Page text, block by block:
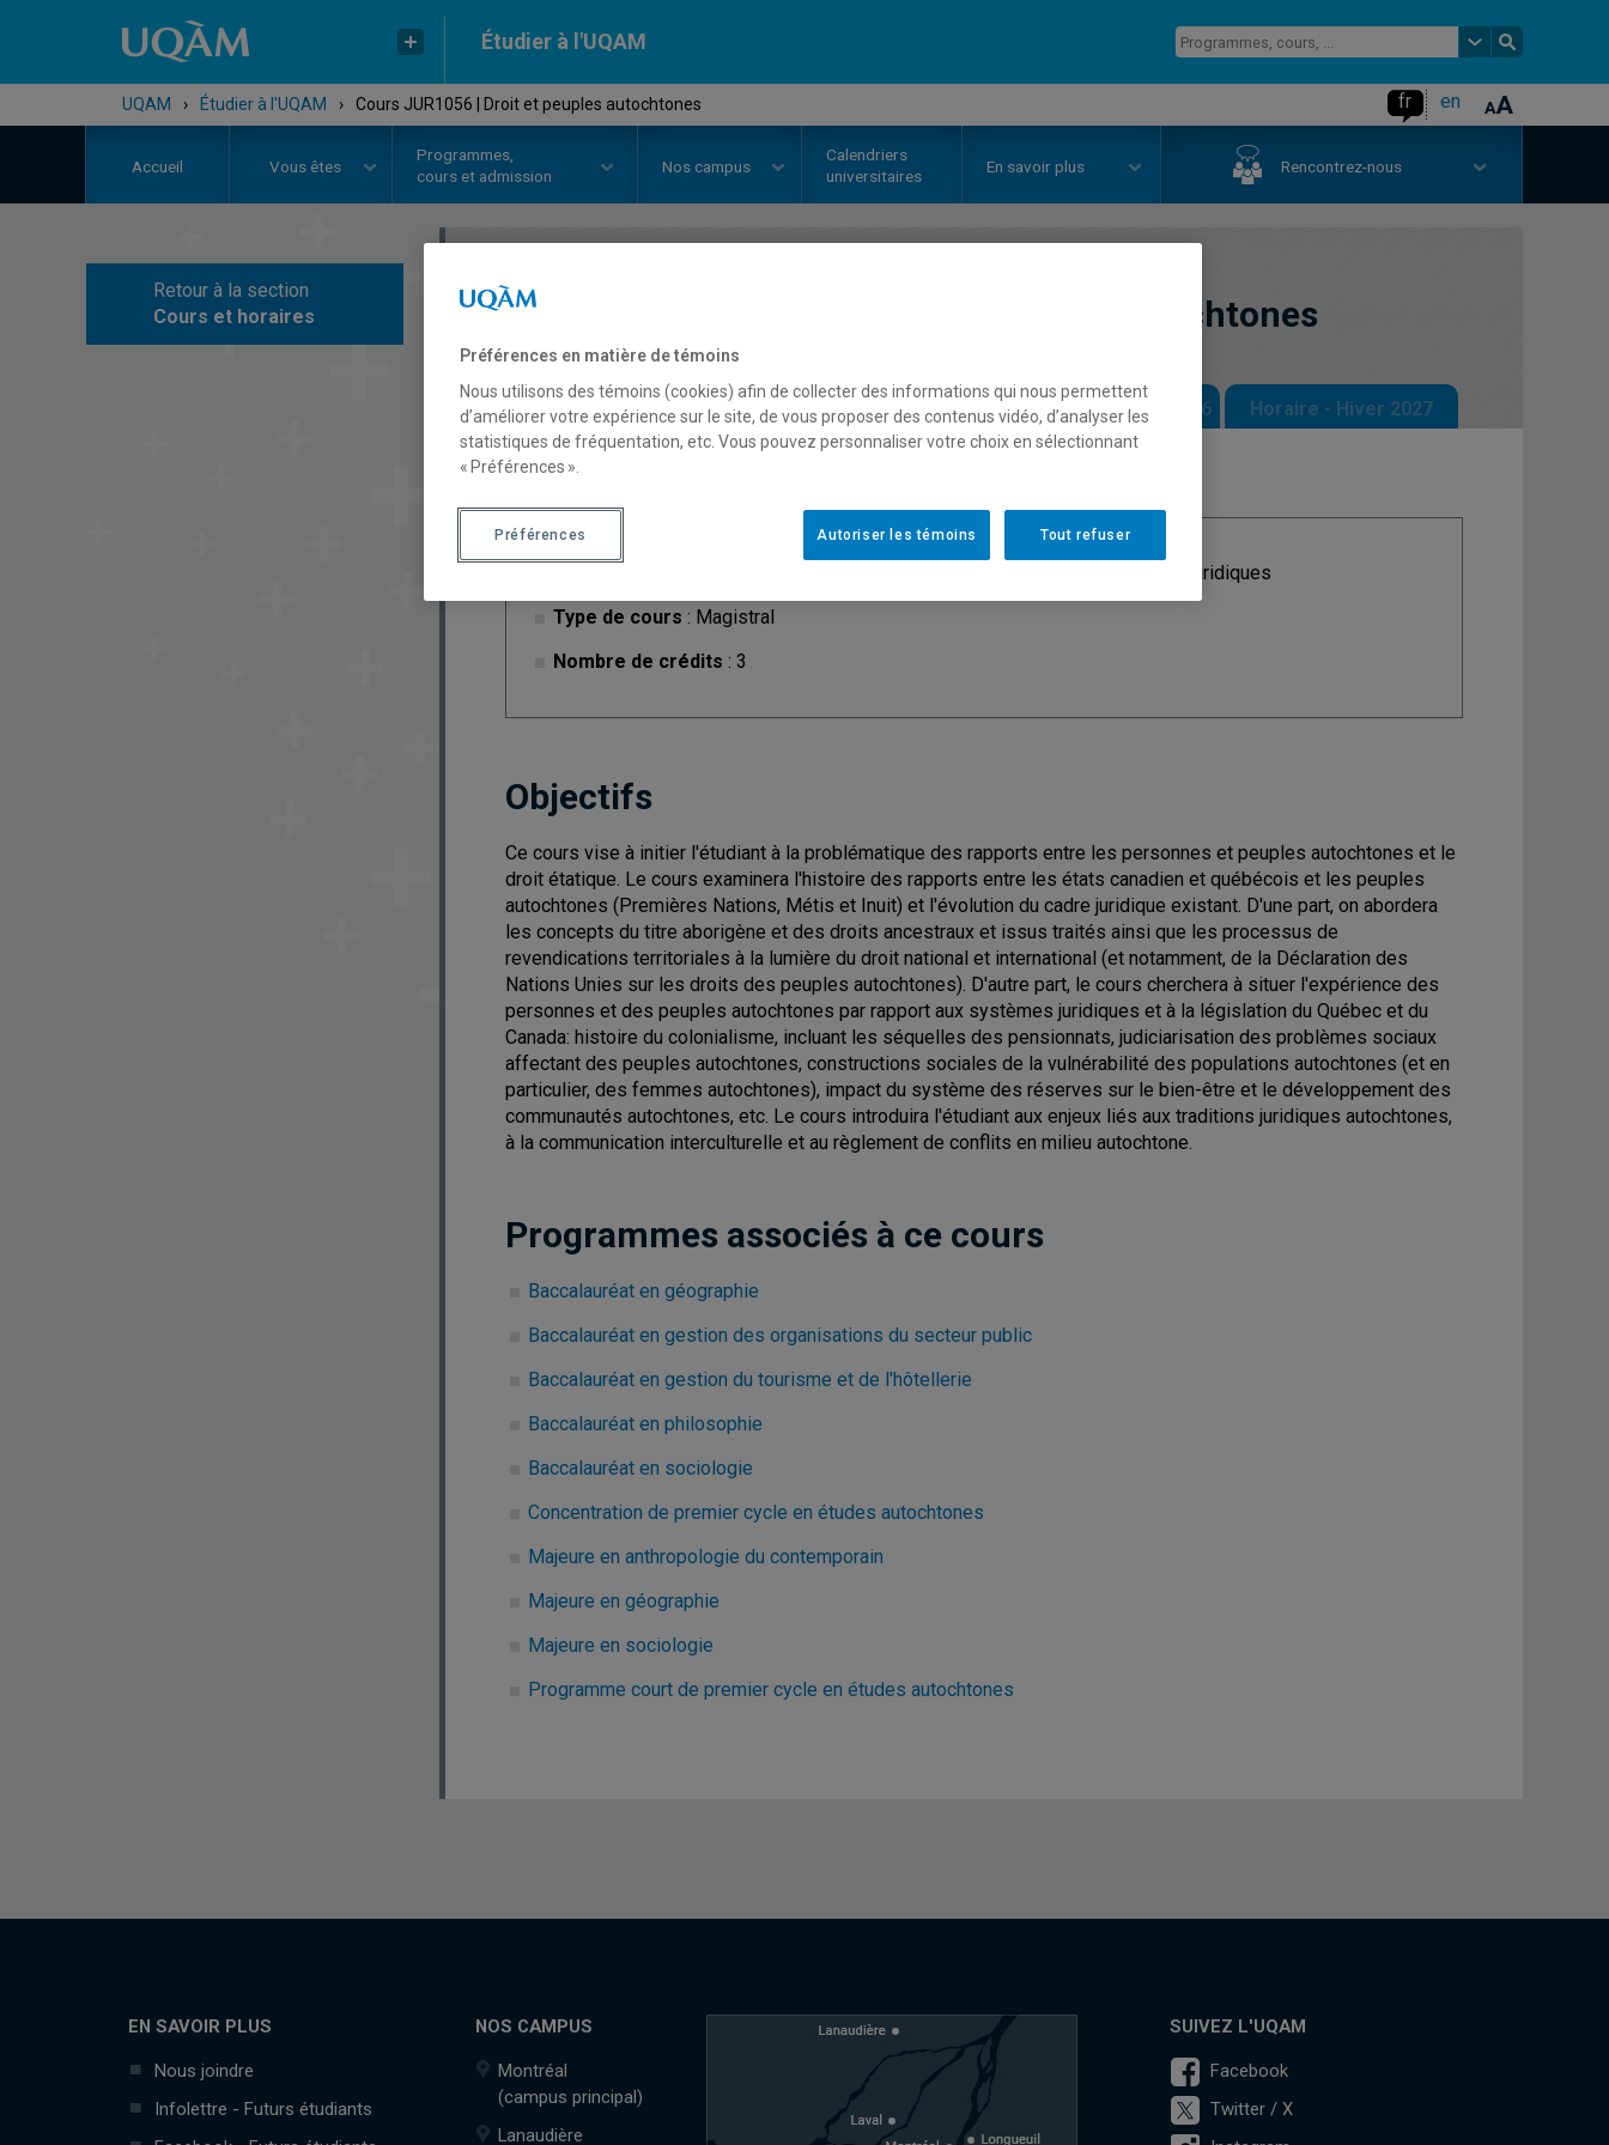
Étudier à l'UQAM
UQAM › Étudier à l'UQAM › Cours JUR1056 | Droit et peuples autochtones fr en
Accueil Vous êtes
Programmes,
cours et admission
Nos campus
Calendriers
universitaires
En savoir plus Rencontrez-nous
Retour à la section
Cours et horaires
COURS Droit et peuples autochtones
Description Horaire - Été 2026 Horaire - Automne 2026 Horaire - Hiver 2027
Type de cours : Magistral
Nombre de crédits : 3
: Sciences juridiques
Objectifs
Ce cours vise à initier l'étudiant à la problématique des rapports entre les personnes et peuples autochtones et le
droit étatique. Le cours examinera l'histoire des rapports entre les états canadien et québécois et les peuples
autochtones (Premières Nations, Métis et Inuit) et l'évolution du cadre juridique existant. D'une part, on abordera
les concepts du titre aborigène et des droits ancestraux et issus traités ainsi que les processus de
revendications territoriales à la lumière du droit national et international (et notamment, de la Déclaration des
Nations Unies sur les droits des peuples autochtones). D'autre part, le cours cherchera à situer l'expérience des
personnes et des peuples autochtones par rapport aux systèmes juridiques et à la législation du Québec et du
Canada: histoire du colonialisme, incluant les séquelles des pensionnats, judiciarisation des problèmes sociaux
affectant des peuples autochtones, constructions sociales de la vulnérabilité des populations autochtones (et en
particulier, des femmes autochtones), impact du système des réserves sur le bien-être et le développement des
communautés autochtones, etc. Le cours introduira l'étudiant aux enjeux liés aux traditions juridiques autochtones,
à la communication interculturelle et au règlement de conflits en milieu autochtone.
Programmes associés à ce cours
Baccalauréat en géographie
Baccalauréat en gestion des organisations du secteur public
Baccalauréat en gestion du tourisme et de l'hôtellerie
Baccalauréat en philosophie
Baccalauréat en sociologie
Concentration de premier cycle en études autochtones
Majeure en anthropologie du contemporain
Majeure en géographie
Majeure en sociologie
Programme court de premier cycle en études autochtones
EN SAVOIR PLUS
Nous joindre
Infolettre - Futurs étudiants
NOS CAMPUS
Montréal
(campus principal)
Lanaudière
SUIVEZ L'UQAM
Facebook
Twitter / X
Préférences en matière de témoins
Nous utilisons des témoins (cookies) afin de collecter des informations qui nous permettent
d’améliorer votre expérience sur le site, de vous proposer des contenus vidéo, d’analyser les
statistiques de fréquentation, etc. Vous pouvez personnaliser votre choix en sélectionnant
« Préférences ».
Tout refuser
Autoriser les témoins
Préférences